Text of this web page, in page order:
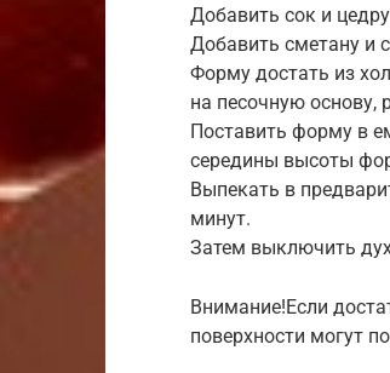
Добавить сок и
Добавить сметану и
Форму достать из
на песочную основу,
Поставить форму в
середины высоты
Выпекать в
минут.
Затем выключить
Внимание!Если
поверхности могут